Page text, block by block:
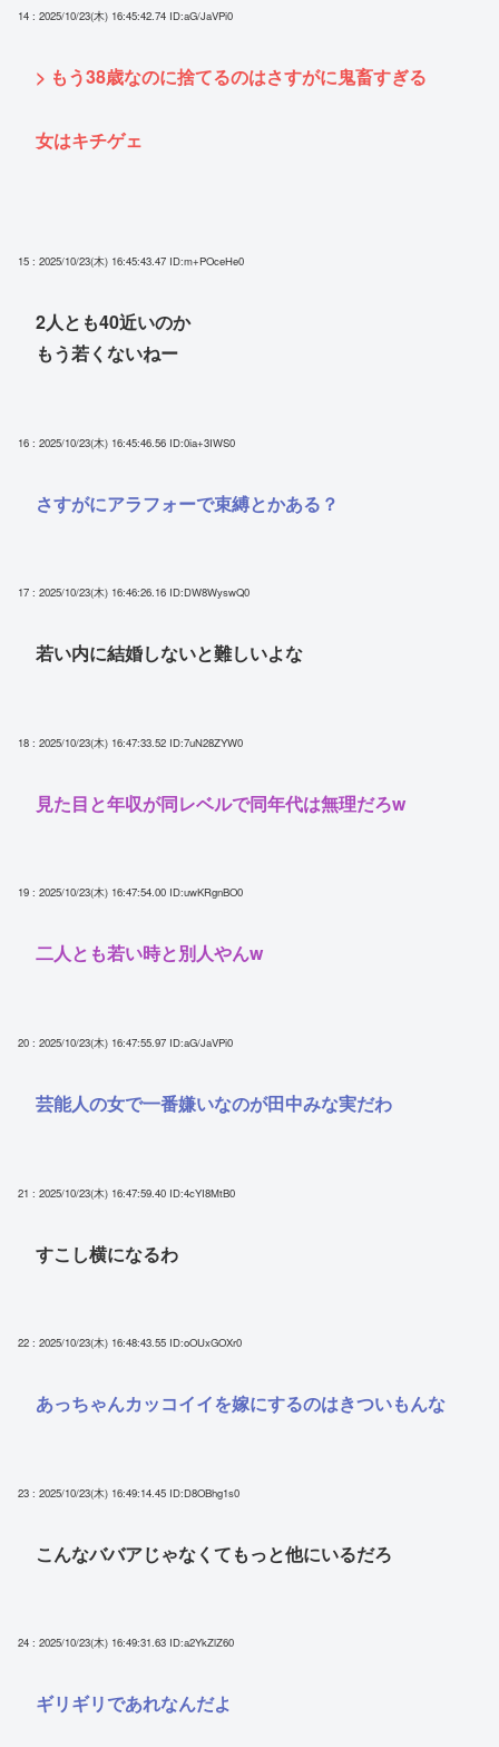
14 : 2025/10/23(木) 16:45:42.74 ID:aG/JaVPi0
> もう38歳なのに捨てるのはさすがに鬼畜すぎる
女はキチゲェ
15 : 2025/10/23(木) 16:45:43.47 ID:m+POceHe0
2人とも40近いのか
もう若くないねー
16 : 2025/10/23(木) 16:45:46.56 ID:0ia+3IWS0
さすがにアラフォーで束縛とかある？
17 : 2025/10/23(木) 16:46:26.16 ID:DW8WyswQ0
若い内に結婚しないと難しいよな
18 : 2025/10/23(木) 16:47:33.52 ID:7uN28ZYW0
見た目と年収が同レベルで同年代は無理だろw
19 : 2025/10/23(木) 16:47:54.00 ID:uwKRgnBO0
二人とも若い時と別人やんw
20 : 2025/10/23(木) 16:47:55.97 ID:aG/JaVPi0
芸能人の女で一番嫌いなのが田中みな実だわ
21 : 2025/10/23(木) 16:47:59.40 ID:4cYI8MtB0
すこし横になるわ
22 : 2025/10/23(木) 16:48:43.55 ID:oOUxGOXr0
あっちゃんカッコイイを嫁にするのはきついもんな
23 : 2025/10/23(木) 16:49:14.45 ID:D8OBhg1s0
こんなババアじゃなくてもっと他にいるだろ
24 : 2025/10/23(木) 16:49:31.63 ID:a2YkZlZ60
ギリギリであれなんだよ